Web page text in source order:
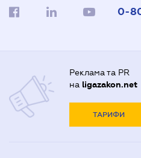
0-
Реклама та PR
на ligazakon.net
ТАРИФИ